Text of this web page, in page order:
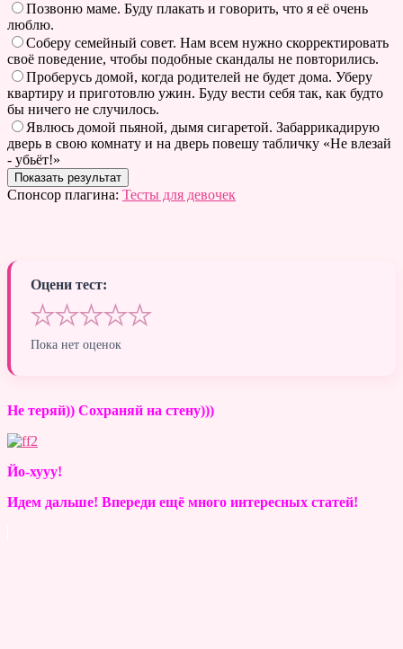
Позвоню маме. Буду плакать и говорить, что я её очень
люблю.
Соберу семейный совет. Нам всем нужно скорректировать
своё поведение, чтобы подобные скандалы не повторились.
Проберусь домой, когда родителей не будет дома. Уберу
квартиру и приготовлю ужин. Буду вести себя так, как будто
бы ничего не случилось.
Явлюсь домой пьяной, дымя сигаретой. Забаррикадирую
дверь в свою комнату и на дверь повешу табличку «Не влезай
- убьёт!»
Спонсор плагина: Тесты для девочек
Оцени тест:
★★★★★
Пока нет оценок
Не теряй)) Сохраняй на стену)))
Йо-хууу!
Идем дальше! Впереди ещё много интересных статей!